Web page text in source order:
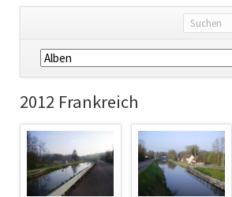
Navigation
überspringen
2012 Frankreich